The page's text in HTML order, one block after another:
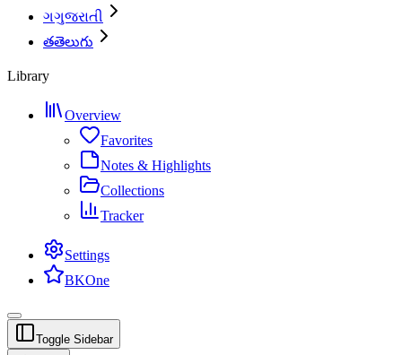
ગગુજરાતી
తతెలుగు
Library
Overview
Favorites
Notes & Highlights
Collections
Tracker
Settings
BKOne
Toggle Sidebar